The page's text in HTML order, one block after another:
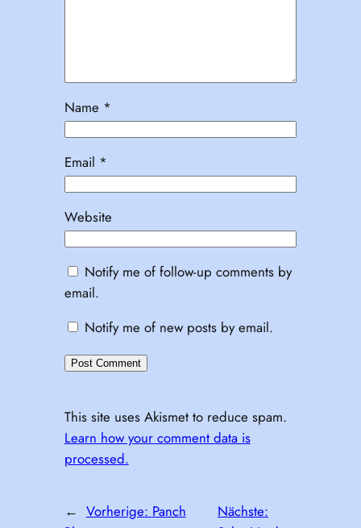
Name *
Email *
Website
Notify me of follow-up comments by
email.
Notify me of new posts by email.
This site uses Akismet to reduce spam.
Learn how your comment data is
processed.
← Vorherige: Panch
Nächste: